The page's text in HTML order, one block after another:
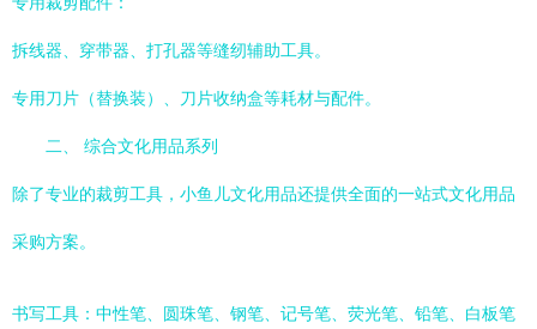
拆线器、穿带器、打孔器等缝纫辅助工具。
专用刀片（替换装）、刀片收纳盒等耗材与配件。
二、 综合文化用品系列
除了专业的裁剪工具，小鱼儿文化用品还提供全面的一站式文化用品
采购方案。
书写工具：中性笔、圆珠笔、钢笔、记号笔、荧光笔、铅笔、白板笔